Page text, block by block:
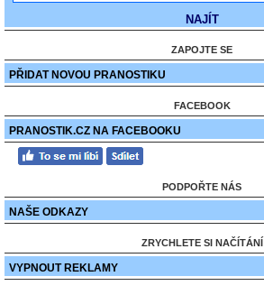
ZAPOJTE SE
PŘIDAT NOVOU PRANOSTIKU
FACEBOOK
PRANOSTIK.CZ NA FACEBOOKU
PODPOŘTE NÁS
NAŠE ODKAZY
ZRYCHLETE SI NAČÍTÁNÍ
VYPNOUT REKLAMY